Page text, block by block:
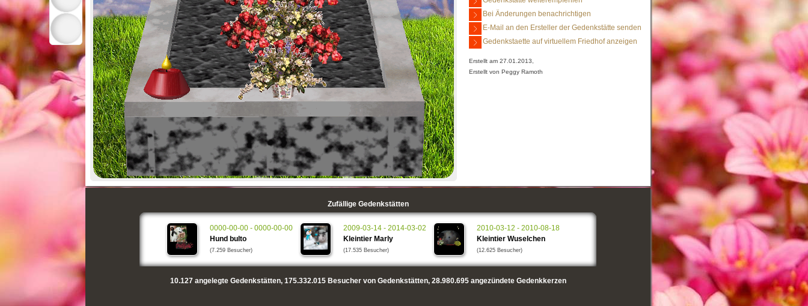
Bei Änderungen benachrichtigen
E-Mail an den Ersteller der Gedenkstätte senden
Gedenkstaette auf virtuellem Friedhof anzeigen
Erstellt am 27.01.2013,
Erstellt von Peggy Ramoth
Zufällige Gedenkstätten
0000-00-00 - 0000-00-00
Hund bulto
(7.259 Besucher)
2009-03-14 - 2014-03-02
Kleintier Marly
(17.535 Besucher)
2010-03-12 - 2010-08-18
Kleintier Wuselchen
(12.625 Besucher)
10.127angelegte Gedenkstätten, 175.332.015Besucher von Gedenkstätten, 28.980.695angezündete Gedenkkerzen